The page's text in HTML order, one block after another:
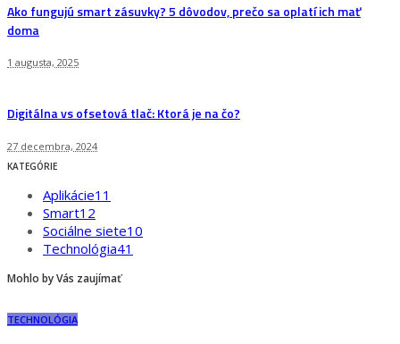
Ako fungujú smart zásuvky? 5 dôvodov, prečo sa oplatí ich mať
doma
1 augusta, 2025
Digitálna vs ofsetová tlač: Ktorá je na čo?
27 decembra, 2024
KATEGÓRIE
Aplikácie11
Smart12
Sociálne siete10
Technológia41
Mohlo by Vás zaujímať
TECHNOLÓGIA